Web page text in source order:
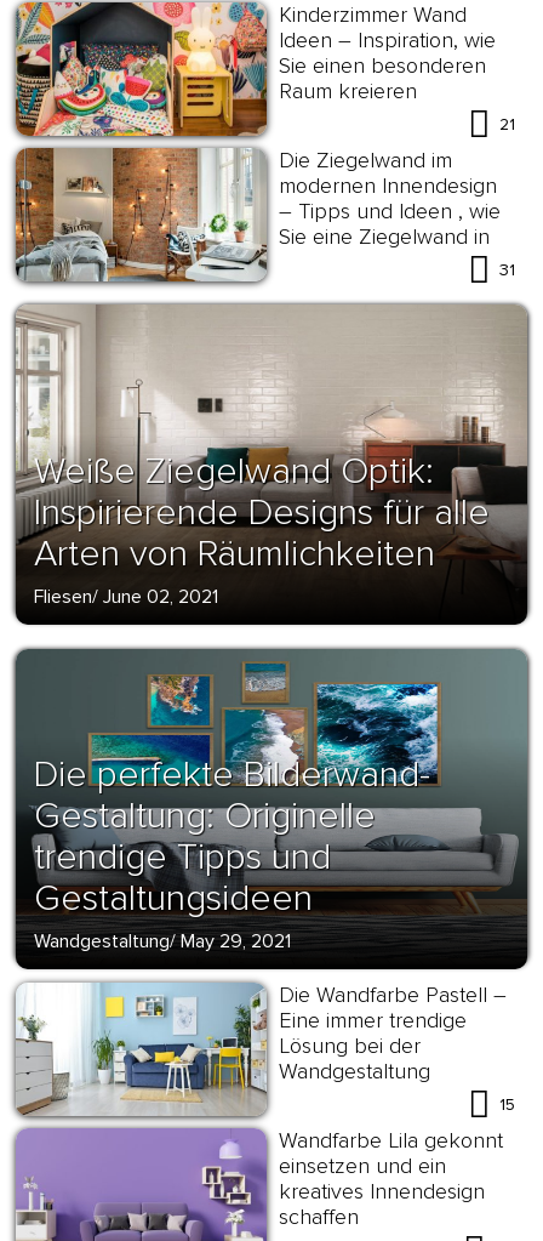
Kinderzimmer Wand
Ideen – Inspiration, wie
Sie einen besonderen
Raum kreieren
21
Die Ziegelwand im
modernen Innendesign
– Tipps und Ideen , wie
Sie eine Ziegelwand in
31
Weiße Ziegelwand Optik:
Inspirierende Designs für alle
Arten von Räumlichkeiten
Fliesen/ June 02, 2021
Die perfekte Bilderwand-
Gestaltung: Originelle
trendige Tipps und
Gestaltungsideen
Wandgestaltung/May 29, 2021
Die Wandfarbe Pastell –
Eine immer trendige
Lösung bei der
Wandgestaltung
15
Wandfarbe Lila gekonnt
einsetzen und ein
kreatives Innendesign
schaffen